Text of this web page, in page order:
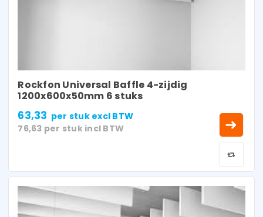
Rockfon Universal Baffle 4-zijdig
1200x600x50mm 6 stuks
63,33 per stukexcl BTW
76,63 per stuk incl BTW